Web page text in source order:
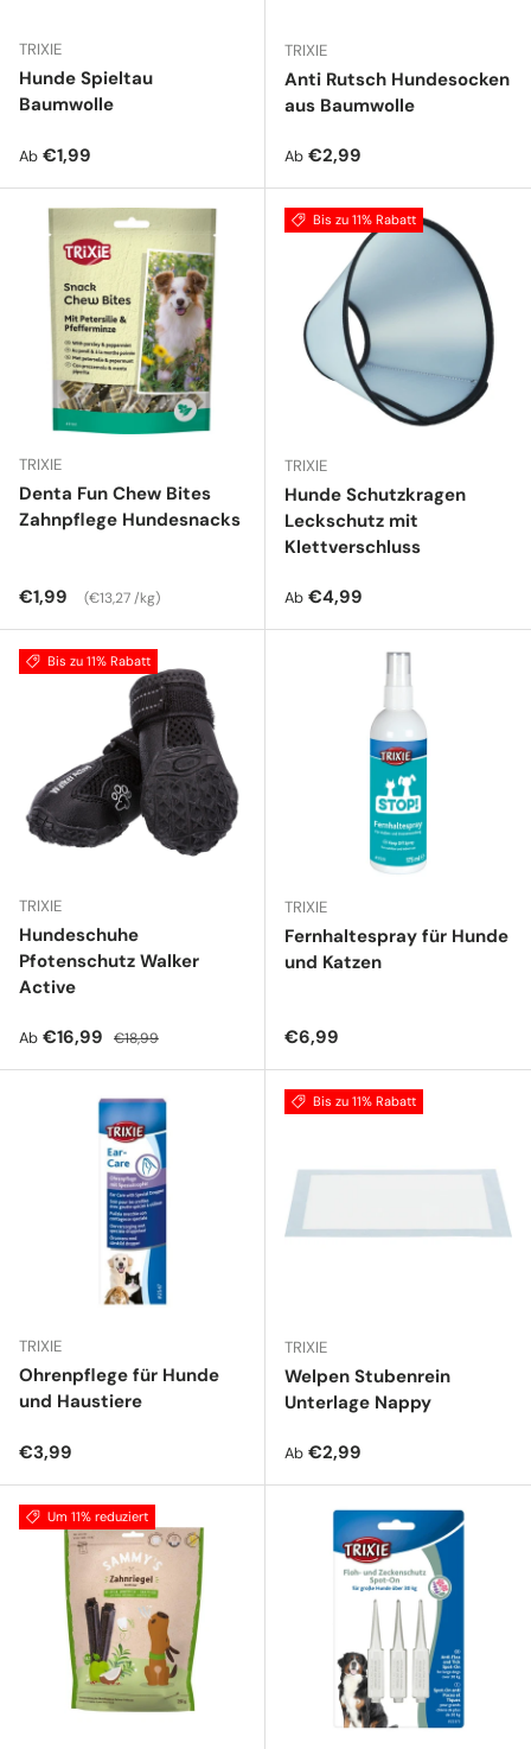
TRIXIE
Hunde Spieltau
Baumwolle
Normaler Preis
Ab €1,99
TRIXIE
Anti Rutsch Hundesocken
aus Baumwolle
Normaler Preis
Ab €2,99
TRIXIE
Denta Fun Chew Bites
Zahnpflege Hundesnacks
Normaler Preis
€1,99 Grundpreis
€13,27 /kg
Bis zu 11% Rabatt
TRIXIE
Hunde Schutzkragen
Leckschutz mit
Klettverschluss
Normaler Preis
Ab €4,99
Bis zu 11% Rabatt
TRIXIE
Hundeschuhe
Pfotenschutz Walker
Active
Verkaufspreis
Ab €16,99 Normaler Preis
€18,99
TRIXIE
Fernhaltespray für Hunde
und Katzen
Normaler Preis
€6,99
TRIXIE
Ohrenpflege für Hunde
und Haustiere
Normaler Preis
€3,99
Bis zu 11% Rabatt
TRIXIE
Welpen Stubenrein
Unterlage Nappy
Normaler Preis
Ab €2,99
Um 11% reduziert